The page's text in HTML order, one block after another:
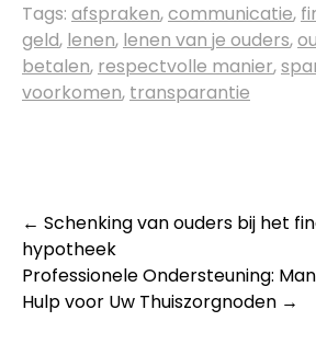
Tags: afspraken,communicatie,
geld, lenen, lenen van je ouders,
betalen, respectvolle manier,
voorkomen, transparantie
Post
navigation
← Schenking van ouders bij het
hypotheek
Professionele Ondersteuning:
Hulp voor Uw Thuiszorgnoden →